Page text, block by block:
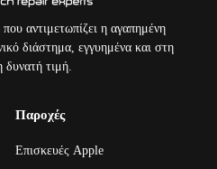
αντιμετωπίζει η αγαπημένη
διάστημα, εγγυημένα και στη
δυνατή τιμή.
Παροχές
Επισκευές Apple